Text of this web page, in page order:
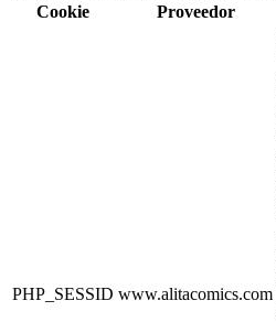
Cookie
Proveedor
PHP_SESSID www.alitacomics.com